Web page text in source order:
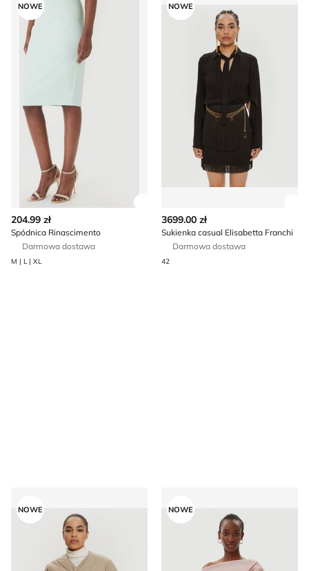
NOWE
204.99 zł
Spódnica Rinascimento
Darmowa dostawa
M | L | XL
NOWE
3699.00 zł
Sukienka casual Elisabetta Franchi
Darmowa dostawa
42
NOWE NOWE